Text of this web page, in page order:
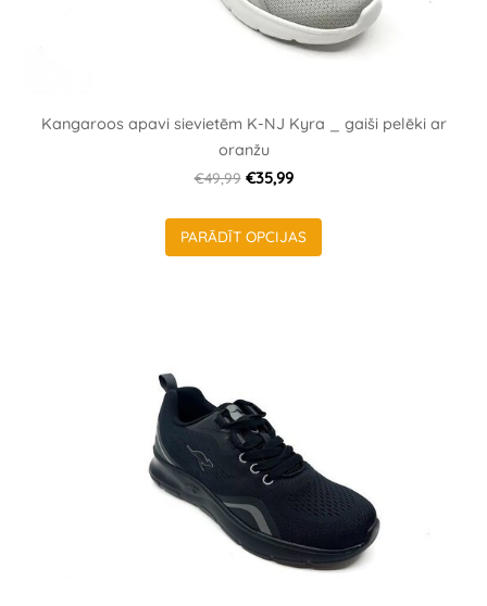
Kangaroos apavi sievietēm K-NJ Kyra _ gaiši pelēki ar
oranžu
€49,99 €35,99
PARĀDĪT OPCIJAS